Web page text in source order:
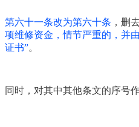
第六十一条改为第六十条 ，删
项维修资金，情节严重的，并
证书”。
同时，对其中其他条文的序号